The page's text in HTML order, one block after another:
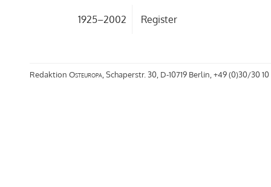
1925–2002 Register
Redaktion Osteuropa, Schaperstr. 30, D-10719 Berlin, +49 (0)30/30